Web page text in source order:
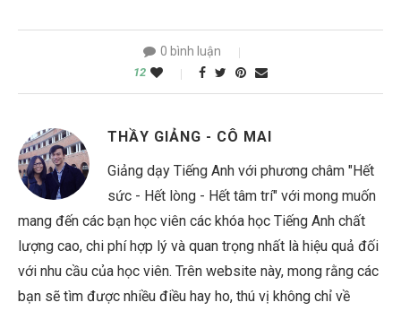
0 bình luận
12
THẦY GIẢNG - CÔ MAI
Giảng dạy Tiếng Anh với phương châm "Hết
sức - Hết lòng - Hết tâm trí" với mong muốn
mang đến các bạn học viên các khóa học Tiếng Anh chất
lượng cao, chi phí hợp lý và quan trọng nhất là hiệu quả đối
với nhu cầu của học viên. Trên website này, mong rằng các
bạn sẽ tìm được nhiều điều hay ho, thú vị không chỉ về